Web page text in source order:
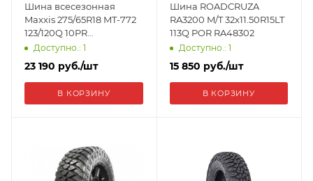
Шина всесезонная
Maxxis 275/65R18 MT-772
123/120Q 10PR
ETL00466100
Доступно.: 1
23 190 руб./шт
В КОРЗИНУ
Шина ROADCRUZA
RA3200 M/T 32x11.50R15LT
113Q POR RA48302
Доступно.: 1
15 850 руб./шт
В КОРЗИНУ